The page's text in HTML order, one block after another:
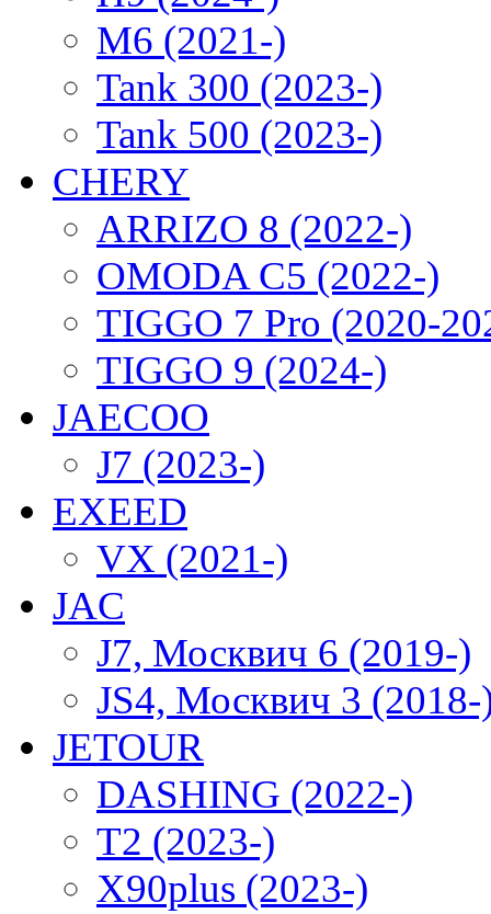
M6 (2021-)
Tank 300 (2023-)
Tank 500 (2023-)
CHERY
ARRIZO 8 (2022-)
OMODA C5 (2022-)
TIGGO 7 Pro (2020-
TIGGO 9 (2024-)
JAECOO
J7 (2023-)
EXEED
VX (2021-)
JAC
J7, Москвич 6 (2019-)
JS4, Москвич 3 (2018-
JETOUR
DASHING (2022-)
T2 (2023-)
X90plus (2023-)